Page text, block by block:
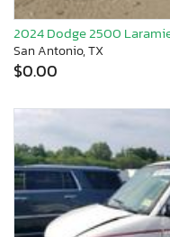
2024 Dodge 2500
San Antonio, TX
$0.00